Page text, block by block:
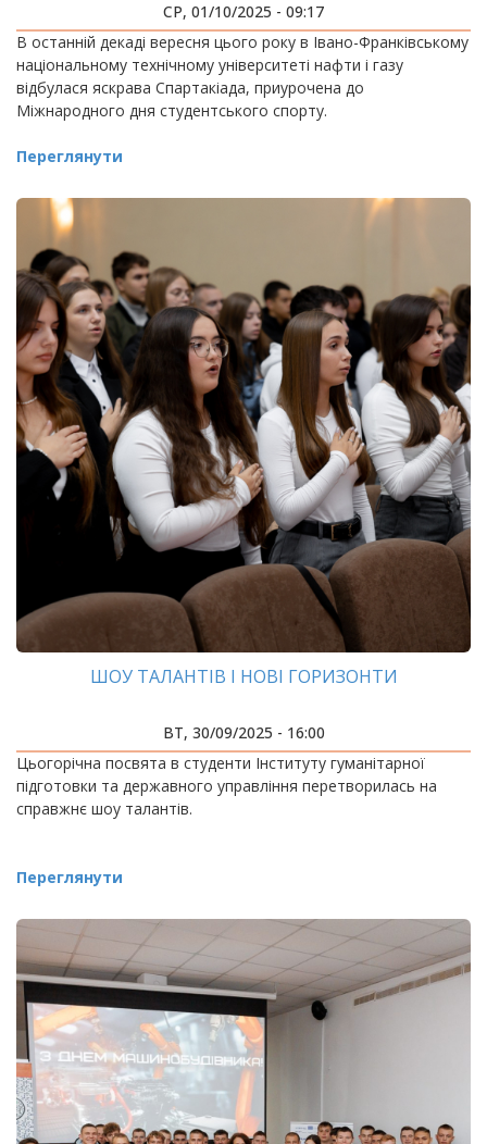
СР, 01/10/2025 - 09:17
В останній декаді вересня цього року в Івано-Франківському
національному технічному університеті нафти і газу
відбулася яскрава Спартакіада, приурочена до
Міжнародного дня студентського спорту.
Переглянути
ШОУ ТАЛАНТІВ І НОВІ ГОРИЗОНТИ
ВТ, 30/09/2025 - 16:00
Цьогорічна посвята в студенти Інституту гуманітарної
підготовки та державного управління перетворилась на
справжнє шоу талантів.
Переглянути